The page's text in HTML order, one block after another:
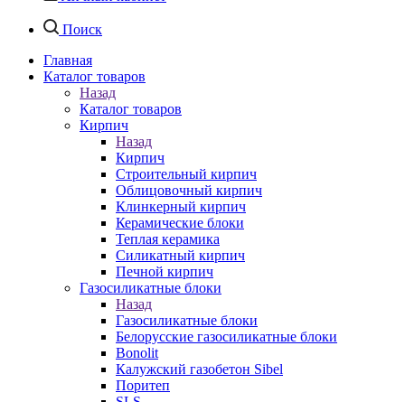
Поиск
Главная
Каталог товаров
Назад
Каталог товаров
Кирпич
Назад
Кирпич
Строительный кирпич
Облицовочный кирпич
Клинкерный кирпич
Керамические блоки
Теплая керамика
Силикатный кирпич
Печной кирпич
Газосиликатные блоки
Назад
Газосиликатные блоки
Белорусские газосиликатные блоки
Bonolit
Калужский газобетон Sibel
Поритеп